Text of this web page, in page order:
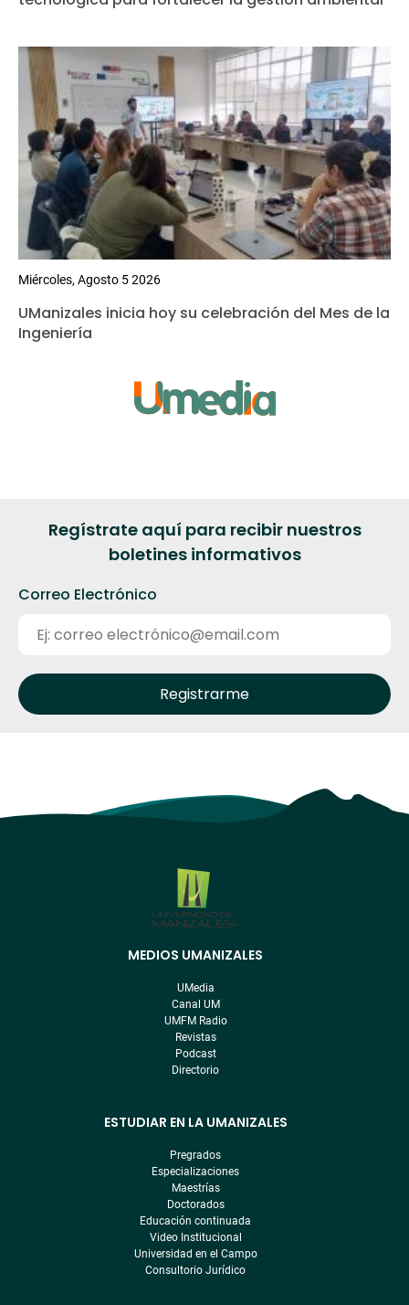
Miércoles, Agosto 5 2026
UManizales inicia hoy su celebración del Mes de la
Ingeniería
Regístrate aquí para recibir nuestros
boletines informativos
Correo Electrónico
MEDIOS UMANIZALES
UMedia
Canal UM
UMFM Radio
Revistas
Podcast
Directorio
ESTUDIAR EN LA UMANIZALES
Pregrados
Especializaciones
Maestrías
Doctorados
Educación continuada
Video Institucional
Universidad en el Campo
Consultorio Jurídico